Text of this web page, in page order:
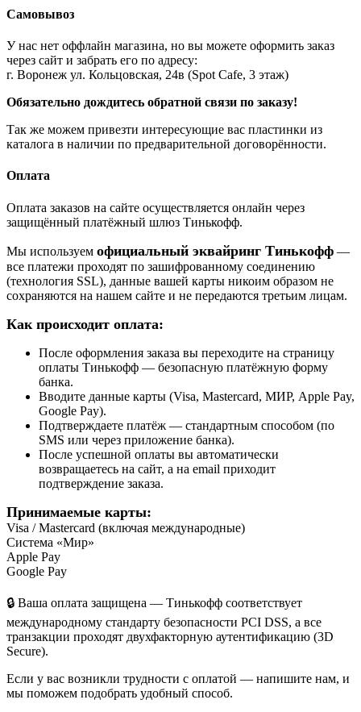
Самовывоз
У нас нет оффлайн магазина, но вы можете оформить заказ
через сайт и забрать его по адресу:
г. Воронеж ул. Кольцовская, 24в (Spot Cafe, 3 этаж)
Обязательно дождитесь обратной связи по заказу!
Так же можем привезти интересующие вас пластинки из
каталога в наличии по предварительной договорённости.
Оплата
Оплата заказов на сайте осуществляется онлайн через
защищённый платёжный шлюз Тинькофф.
Мы используем официальный эквайринг Тинькофф —
все платежи проходят по зашифрованному соединению
(технология SSL), данные вашей карты никоим образом не
сохраняются на нашем сайте и не передаются третьим лицам.
Как происходит оплата:
После оформления заказа вы переходите на страницу
оплаты Тинькофф — безопасную платёжную форму
банка.
Вводите данные карты (Visa, Mastercard, МИР, Apple Pay,
Google Pay).
Подтверждаете платёж — стандартным способом (по
SMS или через приложение банка).
После успешной оплаты вы автоматически
возвращаетесь на сайт, а на email приходит
подтверждение заказа.
Принимаемые карты:
Visa / Mastercard (включая международные)
Система «Мир»
Apple Pay
Google Pay
🔒 Ваша оплата защищена — Тинькофф соответствует
международному стандарту безопасности PCI DSS, а все
транзакции проходят двухфакторную аутентификацию (3D
Secure).
Если у вас возникли трудности с оплатой — напишите нам, и
мы поможем подобрать удобный способ.